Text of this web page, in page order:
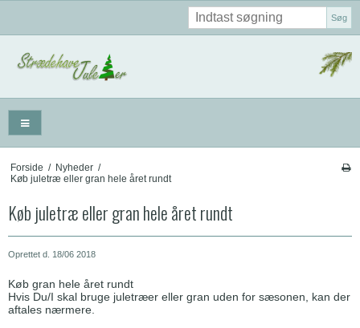
Søg
Forside / Nyheder /
Køb juletræ eller gran hele året rundt
Køb juletræ eller gran hele året rundt
Oprettet d. 18/06 2018
Køb gran hele året rundt
Hvis Du/I skal bruge juletræer eller gran uden for sæsonen, kan der
aftales nærmere.